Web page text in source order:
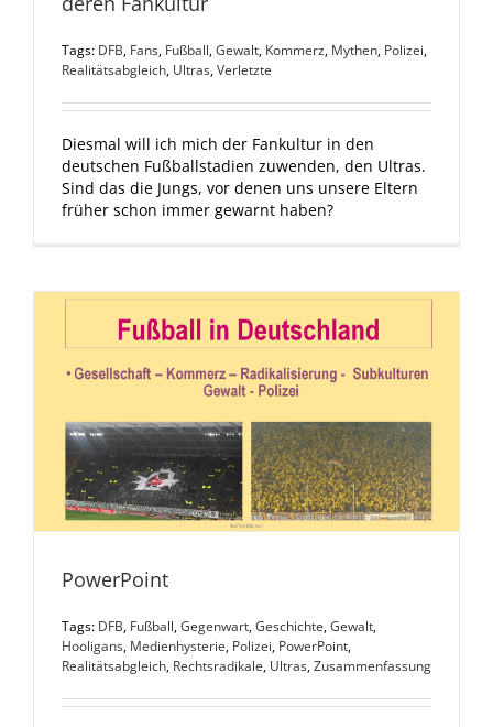
Tags: DFB, Fans, Fußball,Gewalt, Kommerz, Mythen, Polizei,
Realitätsabgleich, Ultras,Verletzte
Diesmal will ich mich der Fankultur in den
deutschen Fußballstadien zuwenden, den Ultras.
Sind das die Jungs, vor denen uns unsere Eltern
früher schon immer gewarnt haben?
PowerPoint
Tags: DFB, Fußball,Gegenwart,Geschichte,Gewalt,
Hooligans, Medienhysterie, Polizei, PowerPoint,
Realitätsabgleich, Rechtsradikale, Ultras,Zusammenfassung